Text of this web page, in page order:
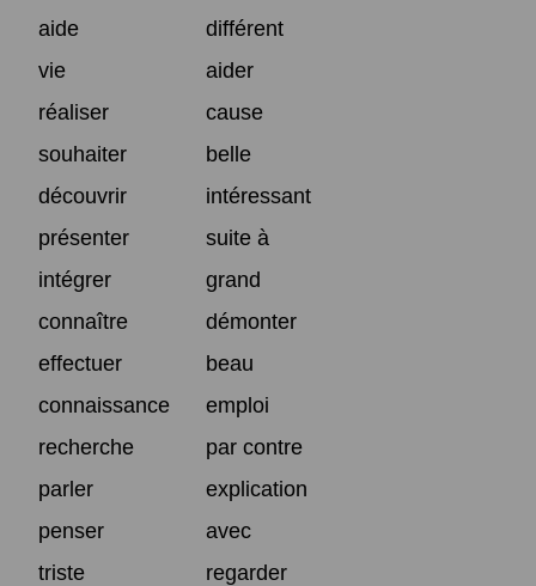
aide
différent
vie
aider
réaliser
cause
souhaiter
belle
découvrir
intéressant
présenter
suite à
intégrer
grand
connaître
démonter
effectuer
beau
connaissance
emploi
recherche
par contre
parler
explication
penser
avec
triste
regarder